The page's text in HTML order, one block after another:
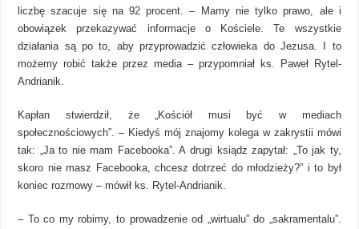
liczbę szacuje się na 92 procent. – Mamy nie tylko prawo, ale i
obowiązek przekazywać informacje o Kościele. Te wszystkie
działania są po to, aby przyprowadzić człowieka do Jezusa. I to
możemy robić także przez media – przypomniał ks. Paweł Rytel-
Andrianik.
Kapłan stwierdził, że „Kościół musi być w mediach
społecznościowych”. – Kiedyś mój znajomy kolega w zakrystii mówi
tak: „Ja to nie mam Facebooka”. A drugi ksiądz zapytał: „To jak ty,
skoro nie masz Facebooka, chcesz dotrzeć do młodzieży?” i to był
koniec rozmowy – mówił ks. Rytel-Andrianik.
– To co my robimy, to prowadzenie od „wirtualu” do „sakramentalu”.